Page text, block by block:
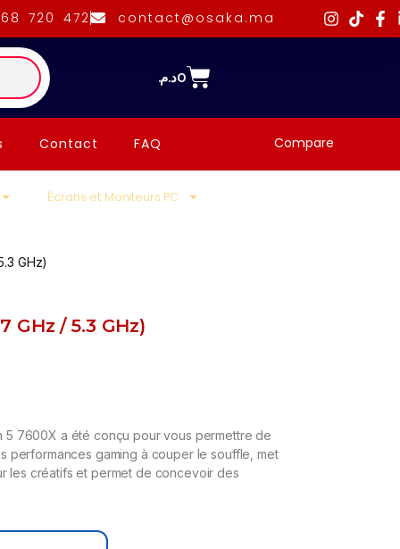
720 472 contact@osaka.ma
0د.م.
Contact FAQ Compare
Écrans et Moniteurs PC
GHz)
GHz / 5.3 GHz)
5 7600X a été conçu pour vous permettre de
performances gaming à couper le souffle, met
les créatifs et permet de concevoir des